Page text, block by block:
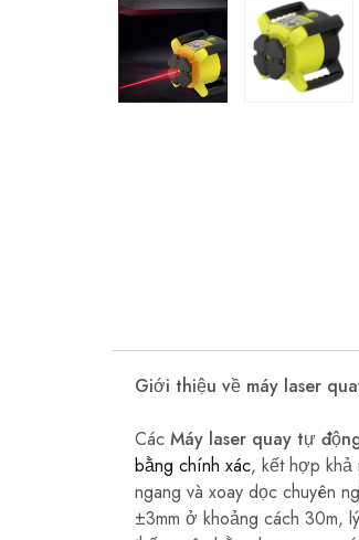
Giới thiệu về máy laser
Các Máy laser quay tự
bằng chính xác, kết hợp khả
ngang và xoay dọc chuyên
±3mm ở khoảng cách 30m,